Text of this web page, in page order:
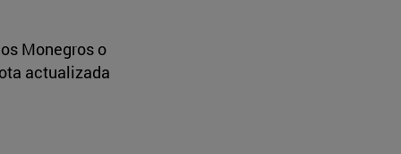
Monegros o
actualizada